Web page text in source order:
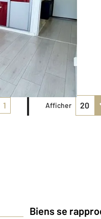
1 Afficher
Biens se